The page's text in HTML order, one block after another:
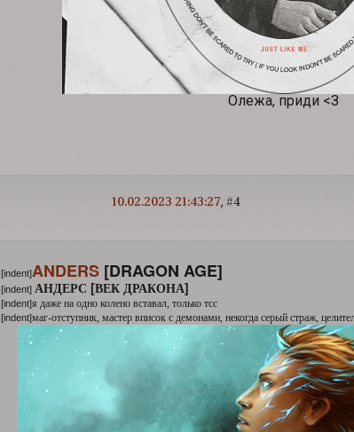
Олежа, приди <З
4
10.02.2023 21:43:27
[indent]ANDERS [DRAGON AGE]
[indent] АНДЕРС [ВЕК ДРАКОНА]
[indent]я даже на одно колено вставал, только тсс
[indent]маг-отступник, мастер вписок с демонами, некогда серый страж,